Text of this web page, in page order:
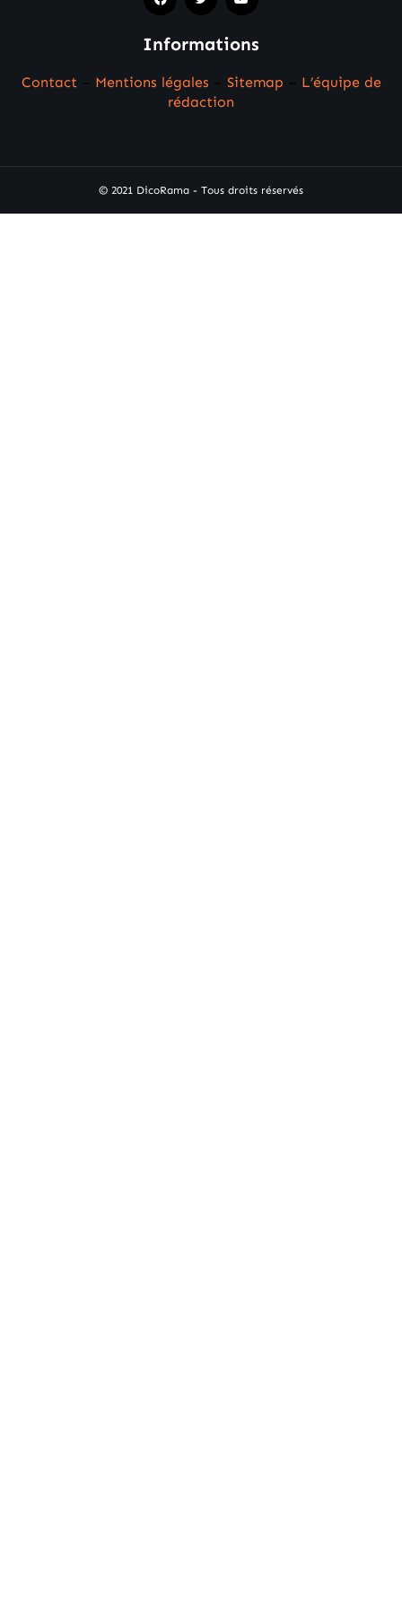
Informations
Contact Mentions légales Sitemap
L’équipe de
rédaction
© 2021 DicoRama - Tous droits réservés